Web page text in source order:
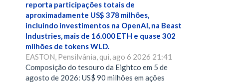
reporta participações totais de
aproximadamente US$ 378 milhões,
incluindo investimentos na OpenAI, na Beast
Industries, mais de 16.000 ETH e quase 302
milhões de tokens WLD.
EASTON, Pensilvânia, qui, ago 6 2026 21:41
Composição do tesouro da Eightco em 5 de
agosto de 2026: US$ 90 milhões em ações